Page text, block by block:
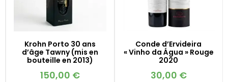
Krohn Porto 30 ans
d’âge Tawny (mis en
bouteille en 2013)
150,00 €
Conde d’Ervideira
« Vinho da Água » Rouge
2020
30,00 €